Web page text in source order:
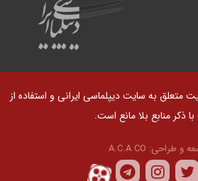
متعلق به سایت دیپلماسی ایرانی و استفاده از
ذکر منابع بلا مانع است.
و طراحی: A.C.A CO